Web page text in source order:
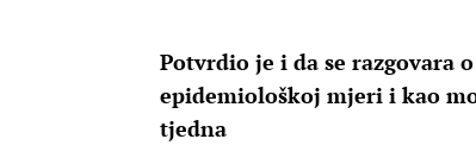
Potvrdio je i da se razgovara
epidemiološkoj mjeri i kao
tjedna